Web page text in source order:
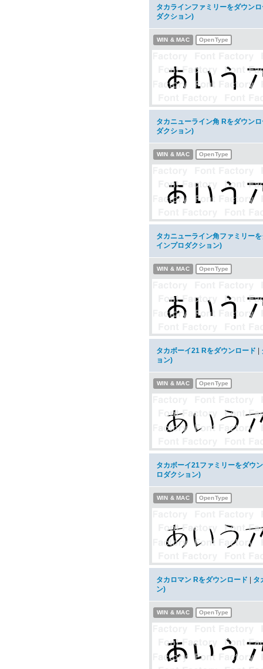
タカラインファミリーをダウン
ダクション)
WIN & MAC OpenType
タカニューライン角 Rをダウン
ダクション)
WIN & MAC OpenType
タカニューライン角ファミリー
インプロダクション)
WIN & MAC OpenType
タカボーイ21 Rをダウンロード
ョン)
WIN & MAC OpenType
タカボーイ21ファミリーをダウ
ロダクション)
WIN & MAC OpenType
タカロマン Rをダウンロード
タ
ン)
WIN & MAC OpenType